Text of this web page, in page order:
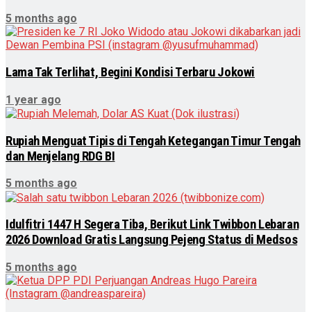
5 months ago
Lama Tak Terlihat, Begini Kondisi Terbaru Jokowi
1 year ago
Rupiah Menguat Tipis di Tengah Ketegangan Timur Tengah
dan Menjelang RDG BI
5 months ago
Idulfitri 1447 H Segera Tiba, Berikut Link Twibbon Lebaran
2026 Download Gratis Langsung Pejeng Status di Medsos
5 months ago